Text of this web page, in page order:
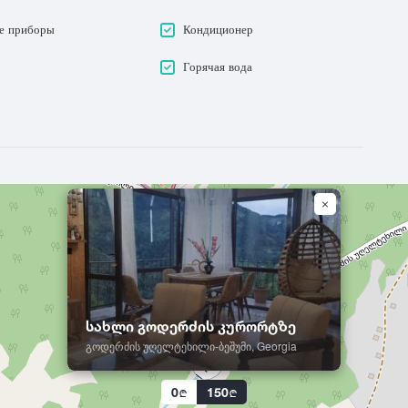
приборы Кондиционер
Горячая вода
0 150
სახლი გოდერძის კურორტზე
გოდერძის უღელტეხილი-ბეშუმი, Georgia